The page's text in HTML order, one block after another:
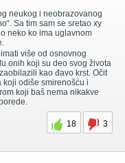
neukog i neobrazovanog
Sa tim sam se sretao xy
neko ko ima uglavnom
više od osnovnog
onih koji su deo svog života
kao đavo krst. Očit
koji odiše smirenošću i
koji baš nema nikakve
18
3